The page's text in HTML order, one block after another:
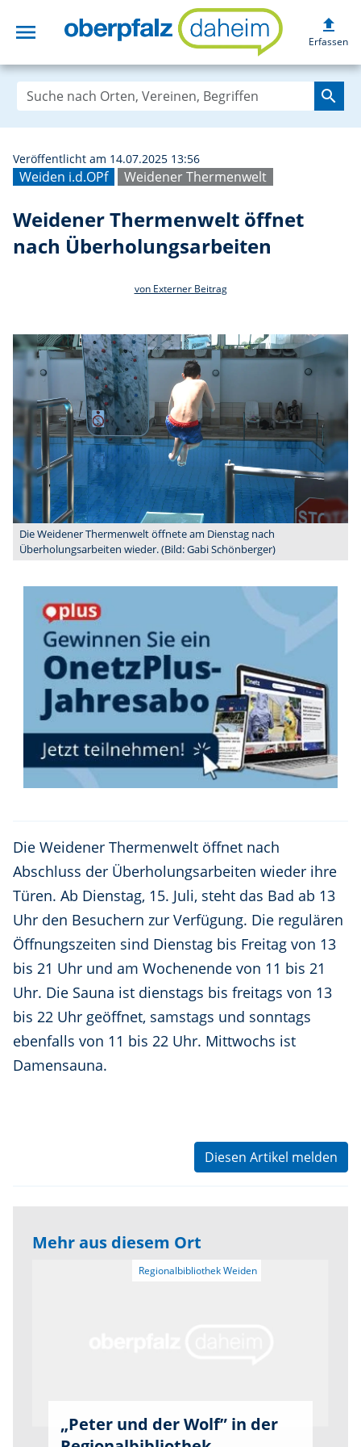
menu Weidener
upload
Erfassen
search
Weiden i.d.OPf Weidener Thermenwelt
Veröffentlicht am 14.07.2025 13:56
Weidener Thermenwelt öffnet
nach Überholungsarbeiten
von Externer Beitrag
Die Weidener Thermenwelt öffnete am Dienstag nach
Überholungsarbeiten wieder. (Bild: Gabi Schönberger)
Die Weidener Thermenwelt öffnet nach
Abschluss der Überholungsarbeiten wieder ihre
Türen. Ab Dienstag, 15. Juli, steht das Bad ab 13
Uhr den Besuchern zur Verfügung. Die regulären
Öffnungszeiten sind Dienstag bis Freitag von 13
bis 21 Uhr und am Wochenende von 11 bis 21
Uhr. Die Sauna ist dienstags bis freitags von 13
bis 22 Uhr geöffnet, samstags und sonntags
ebenfalls von 11 bis 22 Uhr. Mittwochs ist
Damensauna.
Diesen Artikel melden
Mehr aus diesem Ort
„Peter und der Wolf” in der